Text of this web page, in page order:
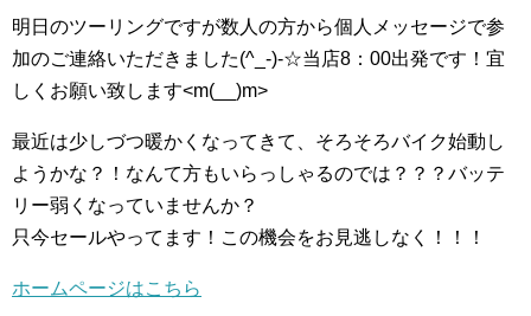
明日のツーリングですが数人の方から個人メッセージで参
加のご連絡いただきました(^_-)-☆当店8：00出発です！宜
しくお願い致します<m(__)m>
最近は少しづつ暖かくなってきて、そろそろバイク始動し
ようかな？！なんて方もいらっしゃるのでは？？？バッテ
リー弱くなっていませんか？
只今セールやってます！この機会をお見逃しなく！！！
ホームページはこちら